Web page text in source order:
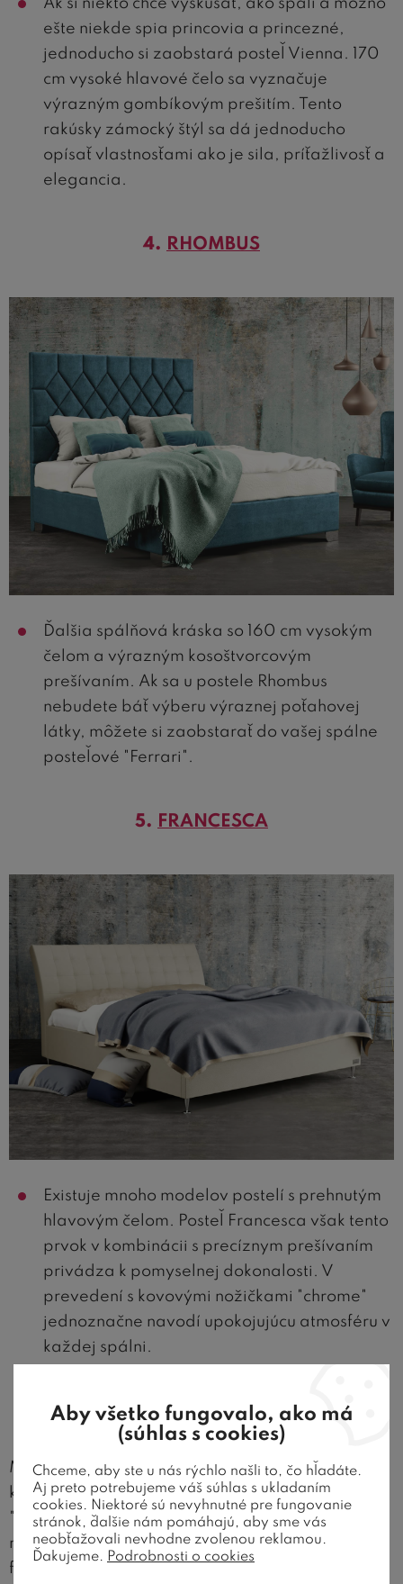
Ak si niekto chce vyskúšať, ako spali a možno
ešte niekde spia princovia a princezné,
jednoducho si zaobstará posteľ Vienna. 170
cm vysoké hlavové čelo sa vyznačuje
výrazným gombíkovým prešitím. Tento
rakúsky zámocký štýl sa dá jednoducho
opísať vlastnosťami ako je sila, príťažlivosť a
elegancia.
4. RHOMBUS
Ďalšia spálňová kráska so 160 cm vysokým
čelom a výrazným kosoštvorcovým
prešívaním. Ak sa u postele Rhombus
nebudete báť výberu výraznej poťahovej
látky, môžete si zaobstarať do vašej spálne
posteľové "Ferrari".
5. FRANCESCA
Existuje mnoho modelov postelí s prehnutým
hlavovým čelom. Posteľ Francesca však tento
prvok v kombinácii s precíznym prešívaním
privádza k pomyselnej dokonalosti. V
prevedení s kovovými nožičkami "chrome"
jednoznačne navodí upokojujúcu atmosféru v
každej spálni.
Ako si predstavujete luxusnú posteľ do
spálne?
Máte doma nejakú dizajnovú čalúnenú posteľ, o
ktorej si myslíte, že patrí medzi spálňové
"Ferrari"? Dajte nám vedieť, akú posteľ radíte
medzi svoje obľúbené. Môžete nám zaslať vaše
foto naFacebook
Aby všetko fungovalo, ako má
(súhlas s cookies)
Chceme, aby ste u nás rýchlo našli to, čo hľadáte.
Aj preto potrebujeme váš súhlas s ukladaním
cookies. Niektoré sú nevyhnutné pre fungovanie
stránok, ďalšie nám pomáhajú, aby sme vás
neobťažovali nevhodne zvolenou reklamou.
Ďakujeme. Podrobnosti o cookies